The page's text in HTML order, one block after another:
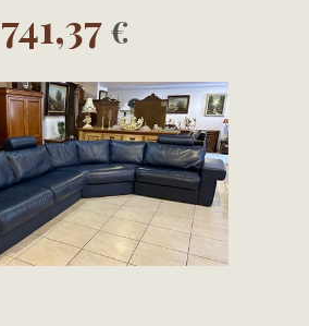
741,37 €